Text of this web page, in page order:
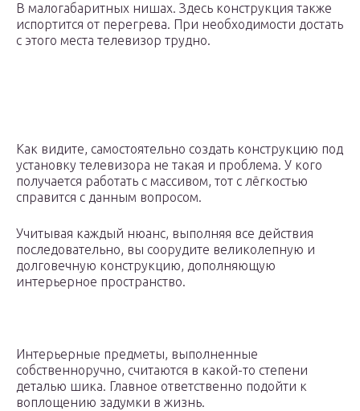
В малогабаритных нишах. Здесь конструкция также
испортится от перегрева. При необходимости достать
с этого места телевизор трудно.
Как видите, самостоятельно создать конструкцию под
установку телевизора не такая и проблема. У кого
получается работать с массивом, тот с лёгкостью
справится с данным вопросом.
Учитывая каждый нюанс, выполняя все действия
последовательно, вы соорудите великолепную и
долговечную конструкцию, дополняющую
интерьерное пространство.
Интерьерные предметы, выполненные
собственноручно, считаются в какой-то степени
деталью шика. Главное ответственно подойти к
воплощению задумки в жизнь.